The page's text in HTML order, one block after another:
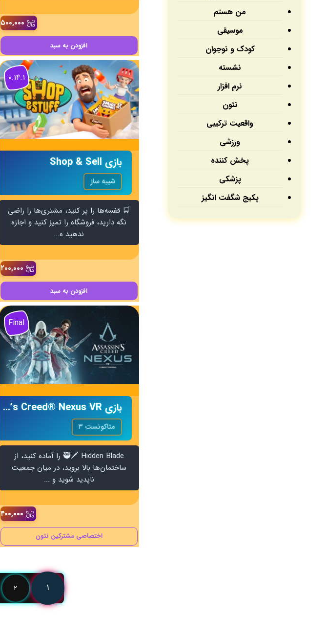
۵۰۰,۰۰۰
افزودن به سبد
۰.۱۴.۱
بازی Shop & Sell
شبیه ساز
🛒 قفسه‌ها را پر کنید، مشتری‌ها را راضی
نگه دارید، فروشگاه را تمیز کنید و اجازه
ندهید ه...
۲۰۰,۰۰۰
افزودن به سبد
Final
بازی Assassin’s Creed® Nexus VR
متاکوئست ۳
🥷🗡️ Hidden Blade را آماده کنید، از
ساختمان‌ها بالا بروید، در میان جمعیت
ناپدید شوید و ...
۴۰۰,۰۰۰
اختصاصی مشترکین نئون
۱ ۲
من هستم
موسیقی
کودک و نوجوان
نشسته
نرم افزار
نئون
واقعیت ترکیبی
ورزشی
پخش کننده
پزشکی
پکیج شگفت انگیز